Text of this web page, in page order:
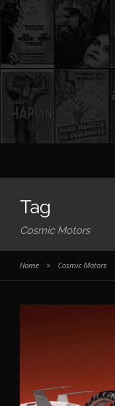
Tag
Cosmic Motors
Home > Cosmic Motors